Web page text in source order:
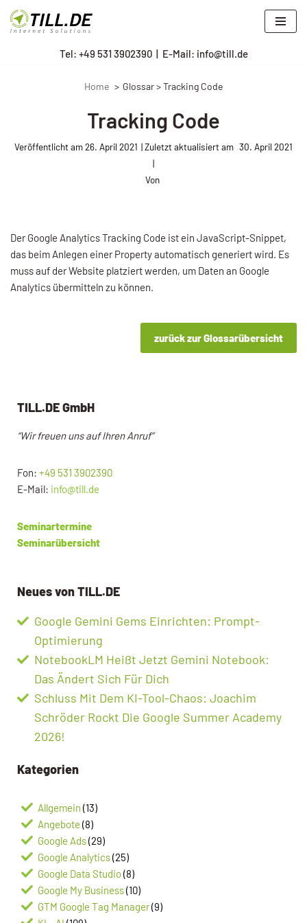
Zum
Tel: +49 531 3902390| E-Mail: info@till.de
Home Glossar > Tracking Code
Tracking Code
Veröffentlicht am26. April 2021 30. April 2021
Von
Der Google Analytics Tracking Code ist ein JavaScript-Snippet,
das beim Anlegen einer Property automatisch generiert wird. Es
muss auf der Website platziert werden, um Daten an Google
Analytics übermitteln zu können.
zurück zur Glossarübersicht
TILL.DE GmbH
“Wir freuen uns auf Ihren Anruf”
Fon: +49 531 3902390
E-Mail: info@till.de
Seminartermine
Seminarübersicht
Neues von TILL.DE
Google Gemini Gems Einrichten: Prompt-
Optimierung
NotebookLM Heißt Jetzt Gemini Notebook:
Das Ändert Sich Für Dich
Schluss Mit Dem KI-Tool-Chaos: Joachim
Schröder Rockt Die Google Summer Academy
2026!
Kategorien
Allgemein (13)
Angebote (8)
Google Ads(29)
Google Analytics(25)
Google Data Studio(8)
Google My Business(10)
GTM Google Tag Manager(9)